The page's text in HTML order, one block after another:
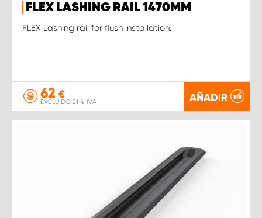
FLEX LASHING RAIL 1470MM
FLEX Lashing rail for flush installation.
62 €
EXCLUIDO 21 % IVA AÑADIR